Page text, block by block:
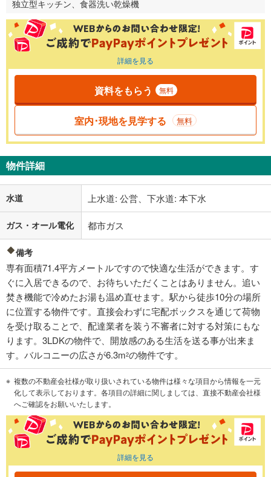
独立型キッチン、食器洗い乾燥機
詳細を見る
資料をもらう 無料
室内･現地を見学する 無料
物件詳細
水道 上水道: 公営、下水道: 本下水
ガス・オール電化 都市ガス
備考
専有面積71.4平方メートルですので快適な生活ができます。す
ぐに入居できるので、お待ちいただくことはありません。追い
焚き機能で冷めたお湯も温め直せます。駅から徒歩10分の場所
に位置する物件です。直接会わずに宅配ボックスを通じて荷物
を受け取ることで、配達業者を装う不審者に対する対策にもな
ります。3LDKの物件で、開放感のある生活を送る事が出来ま
す。バルコニーの広さが6.3m2の物件です。
複数の不動産会社様が取り扱いされている物件は様々な項目から情報を一元
化して表示しております。各項目の詳細に関しましては、直接不動産会社様
へご確認をお願いいたします。
詳細を見る